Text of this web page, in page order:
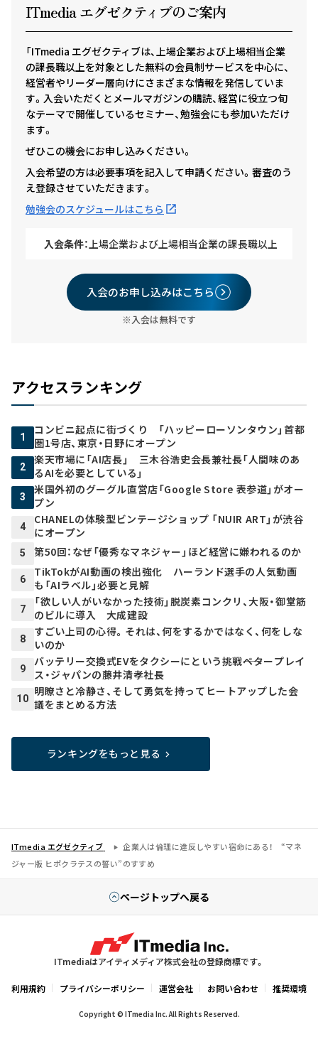
ITmedia エグゼクティ ブのご案内
「ITmedia エグゼクティブは、上場企業および上場相当企業
の課長職以上を対象とした無料の会員制サービスを中心に、
経営者やリーダー層向けにさまざまな情報を発信していま
す。入会いただくとメールマガジンの購読、経営に役立つ旬
なテーマで開催しているセミナー、勉強会にも参加いただけ
ます。
ぜひこの機会にお申し込みください。
入会希望の方は必要事項を記入して申請ください。審査のう
え登録させていただきます。
勉強会のスケジュールはこちら
入会条件： 上場企業および上場相当企業の課長職以上
入会のお申し込みはこちら
※入会は無料です
アクセスランキング
1
コンビニ起点に街づくり 「ハッピーローソンタウン」首都
圏1号店、東京・日野にオープン
2
楽天市場に「AI店長」 三木谷浩史会長兼社長「人間味のあ
るAIを必要としている」
3
米国外初のグーグル直営店「Google Store 表参道」がオー
プン
4
CHANELの体験型ビンテージショップ 「NUIR ART」が渋谷
にオープン
5 第50回：なぜ「優秀なマネジャー」ほど経営に嫌われるのか
6
TikTokがAI動画の検出強化 ハーランド選手の人気動画
も「AIラベル」必要と見解
7
「欲しい人がいなかった技術」脱炭素コンクリ、大阪・御堂筋
のビルに導入 大成建設
8
すごい上司の心得。それは、何をするかではなく、何をしな
いのか
9
バッテリー交換式EVをタクシーにという挑戦――ベタープレイ
ス・ジャパンの藤井清孝社長
10
明瞭さと冷静さ、そして勇気を持ってヒートアップした会
議をまとめる方法
ランキングをもっと見る
ITmedia エグゼクティブ
企業人は倫理に違反しやすい宿命にある！ “マネ
ジャー版 ヒポクラテスの誓い”のすすめ
ページトップへ戻る
ITmediaはアイティメディア株式会社の登録商標です。
利用規約 プライバシーポリシー 運営会社 お問い合わせ 推奨環境
Copyright © ITmedia Inc. All Rights Reserved.